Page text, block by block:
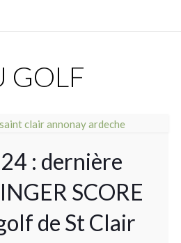
GOLF
: dernière
SCORE
de St Clair